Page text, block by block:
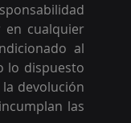
en cualquier
al
lo dispuesto
devolución
las